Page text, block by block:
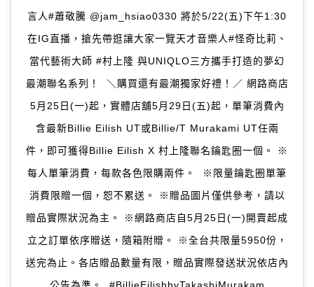
言人#蕭敬騰 @jam_hsiao0330 將於5/22(五)下午1:30
在IG直播，搶先帶逛讓大家一覽天才音樂人#怪奇比莉、
當代藝術大師 #村上隆 與UNIQLO三方攜手打造的夢幻
最潮聯名系列！ ＼購買還有最潮獨家好禮！／ 網路商店
5月25日(一)起，實體店舖5月29日(五)起，單筆消費內
含最新Billie Eilish UT或Billie/T Murakami UT任兩
件，即可獲得Billie Eilish X 村上隆聯名鑰匙圈一個。 ※
每人單筆消費，每款各色限購兩件。 ※限量鑰匙圈單筆
消費限贈一個，恕不累送。 ※贈品圖片僅供參考，請以
贈品實際狀況為主。 ※網路商店自5月25日(一)開賣起成
立之訂單依序贈送，隨箱附贈。 ※全台共限量5950份，
送完為止。各店贈品數量有限，贈品實際發送狀況依店內
公告為準。 #BillieEilishbyTakashiMurakam